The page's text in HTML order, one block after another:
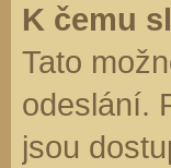
K čemu
Tato
odeslání.
jsou